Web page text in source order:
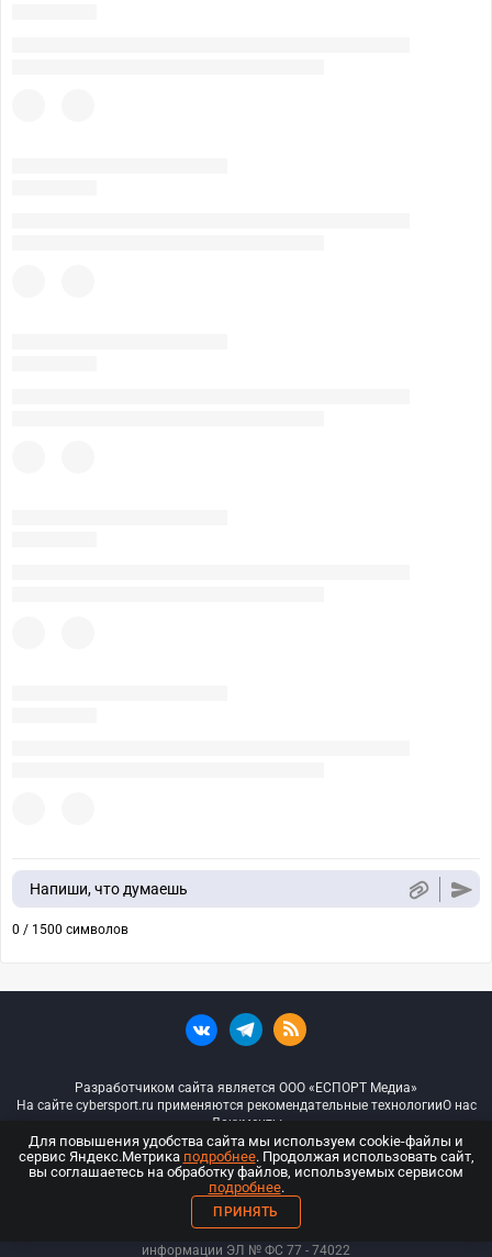
Напиши, что думаешь
0 / 1500 символов
Разработчиком сайта является ООО «ЕСПОРТ Медиа»
На сайте cybersport.ru применяются рекомендательные технологииО нас
Документы
© ООО «Киберспорт.ру» — Все права защищены
18+
ООО «Киберспорт.ру». Свидетельство о регистрации средств массовой
информации ЭЛ № ФС 77 - 74022
Для повышения удобства сайта мы используем cookie-файлы и
сервис Яндекс.Метрика подробнее. Продолжая использовать сайт,
вы соглашаетесь на обработку файлов, используемых сервисом
подробнее.
ПРИНЯТЬ